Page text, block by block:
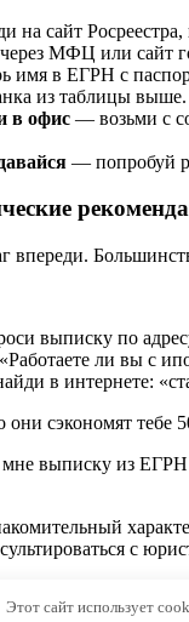
на сайт
МФЦ или сайт
имя в ЕГРН с
из таблицы выше.
в офис — возьми с
— попробуй
выписку по
ли вы с
в интернете:
они сэкономят
выписку из ЕГРН
с
Этот сайт использует